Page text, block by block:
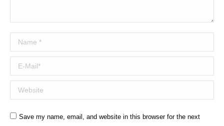
Name *
E-Mail *
Website
Save my name, email, and website in this browser for the next